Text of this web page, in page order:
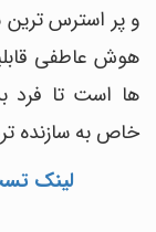
و پر استرس ترین
هوش عاطفی
ها است تا فرد
خاص به سازنده
لینک